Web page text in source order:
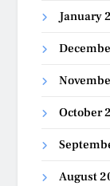
January
October
August